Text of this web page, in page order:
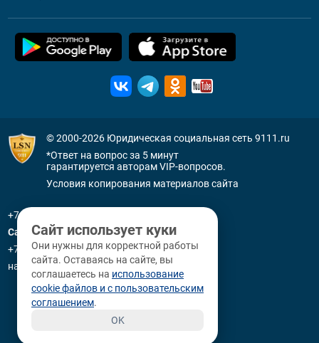
© 2000-2026 Юридическая социальная сеть 9111.ru
*Ответ на вопрос за 5 минут
гарантируется авторам VIP-вопросов.
Условия копирования материалов сайта
+7 (800) 505-91-11
Санкт-Петербург
+7 (812) 336-92-64
наб. р. Фонтанки, д. 59
Сайт использует куки
Они нужны для корректной работы
сайта. Оставаясь на сайте, вы
соглашаетесь на использование
cookie файлов и с пользовательским
соглашением.
OK